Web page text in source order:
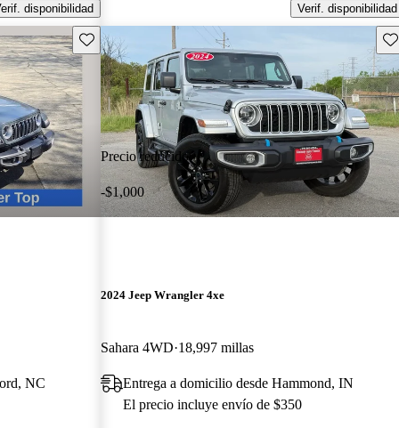
disponibilidad
Verif. disponibilidad
Guarda este Aviso
NC
Precio reducido
-$1,000
2024 Jeep Wrangler 4xe
Sahara 4WD 18,997 millas
Entrega a domicilio desde Hammond, IN
El precio incluye envío de $350